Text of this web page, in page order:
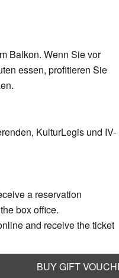
BUY GIFT
Balkon. Wenn Sie vor
essen, profitieren Sie
KulturLegis und IV-
a reservation
box office.
and receive the ticket